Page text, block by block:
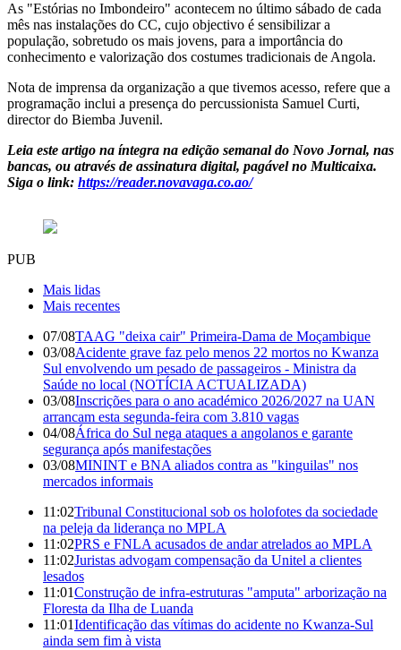
As "Estórias no Imbondeiro" acontecem no último sábado de cada
mês nas instalações do CC, cujo objectivo é sensibilizar a
população, sobretudo os mais jovens, para a importância do
conhecimento e valorização dos costumes tradicionais de Angola.
Nota de imprensa da organização a que tivemos acesso, refere que a
programação inclui a presença do percussionista Samuel Curti,
director do Biemba Juvenil.
Leia este artigo na íntegra na edição semanal do Novo Jornal, nas
bancas, ou através de assinatura digital, pagável no Multicaixa.
Siga o link: https://reader.novavaga.co.ao/
PUB
Mais lidas
Mais recentes
07/08TAAG "deixa cair" Primeira-Dama de Moçambique
03/08Acidente grave faz pelo menos 22 mortos no Kwanza
Sul envolvendo um pesado de passageiros - Ministra da
Saúde no local (NOTÍCIA ACTUALIZADA)
03/08Inscrições para o ano académico 2026/2027 na UAN
arrancam esta segunda-feira com 3.810 vagas
04/08África do Sul nega ataques a angolanos e garante
segurança após manifestações
03/08MININT e BNA aliados contra as "kinguilas" nos
mercados informais
11:02Tribunal Constitucional sob os holofotes da sociedade
na peleja da liderança no MPLA
11:02PRS e FNLA acusados de andar atrelados ao MPLA
11:02Juristas advogam compensação da Unitel a clientes
lesados
11:01Construção de infra-estruturas "amputa" arborização na
Floresta da Ilha de Luanda
11:01Identificação das vítimas do acidente no Kwanza-Sul
ainda sem fim à vista